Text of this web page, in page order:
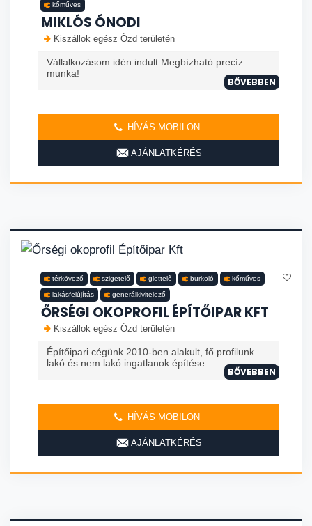
kőműves
MIKLÓS ÓNODI
Kiszállok egész Ózd területén
Vállalkozásom idén indult.Megbízható precíz
munka!
BŐVEBBEN
HÍVÁS MOBILON
AJÁNLATKÉRÉS
térkövező szigetelő glettelő burkoló kőműves
lakásfelújítás generálkivitelező
ŐRSÉGI OKOPROFIL ÉPÍTŐIPAR KFT
Kiszállok egész Ózd területén
Építőipari cégünk 2010-ben alakult, fő profilunk
lakó és nem lakó ingatlanok építése.
BŐVEBBEN
HÍVÁS MOBILON
AJÁNLATKÉRÉS